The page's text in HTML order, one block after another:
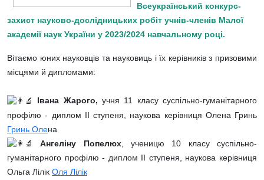
Всеукраїнський конкурс-
захист науково-дослідницьких робіт учнів-членів Малої
академії наук України у 2023/2024 навчальному році.
Вітаємо юних науковців та науковиць і їх керівників з призовими
місцями й дипломами:
Івана Жарого, учня 11 класу суспільно-гуманітарного
профілю - диплом ІІ ступеня, наукова керівниця Олена Гринь
Гринь Олена
Ангеліну Попелюх, ученицю 10 класу суспільно-
гуманітарного профілю - диплом ІІ ступеня, наукова керівниця
Ольга Лілік Оля Лілік